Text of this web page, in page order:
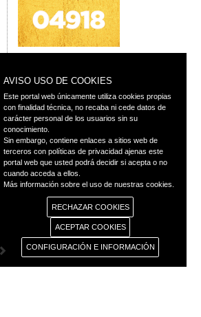
AVISO USO DE COOKIES
Este portal web únicamente utiliza cookies propias
con finalidad técnica, no recaba ni cede datos de
carácter personal de los usuarios sin su
conocimiento.
Sin embargo, contiene enlaces a sitios web de
terceros con políticas de privacidad ajenas este
portal web que usted podrá decidir si acepta o no
cuando acceda a ellos.
Más información sobre el uso de nuestras cookies.
RECHAZAR COOKIES
ACEPTAR COOKIES
CONFIGURACIÓN E INFORMACIÓN